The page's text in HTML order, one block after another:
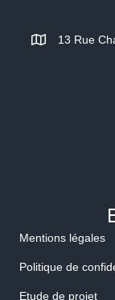
13 Rue
Mentions légales
Politique de
Etude de projet